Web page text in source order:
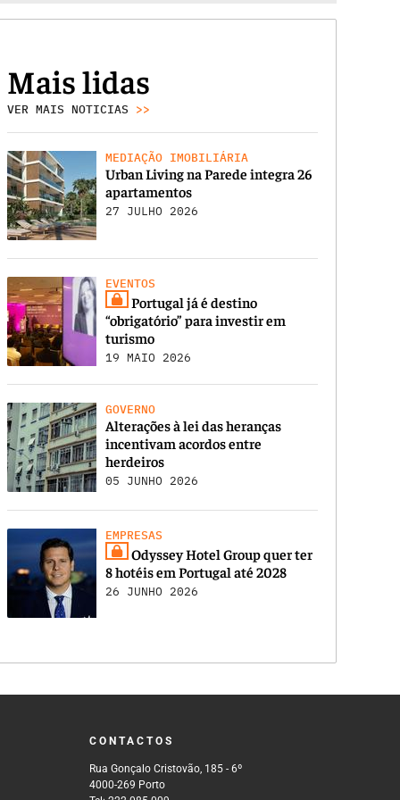
Mais lidas
VER MAIS NOTICIAS >>
MEDIAÇÃO IMOBILIÁRIA
Urban Living na Parede integra 26
apartamentos
27 JULHO 2026
EVENTOS
Portugal já é destino
“obrigatório” para investir em
turismo
19 MAIO 2026
GOVERNO
Alterações à lei das heranças
incentivam acordos entre
herdeiros
05 JUNHO 2026
EMPRESAS
Odyssey Hotel Group quer ter
8 hotéis em Portugal até 2028
26 JUNHO 2026
CONTACTOS
Rua Gonçalo Cristovão, 185 - 6º
4000-269 Porto